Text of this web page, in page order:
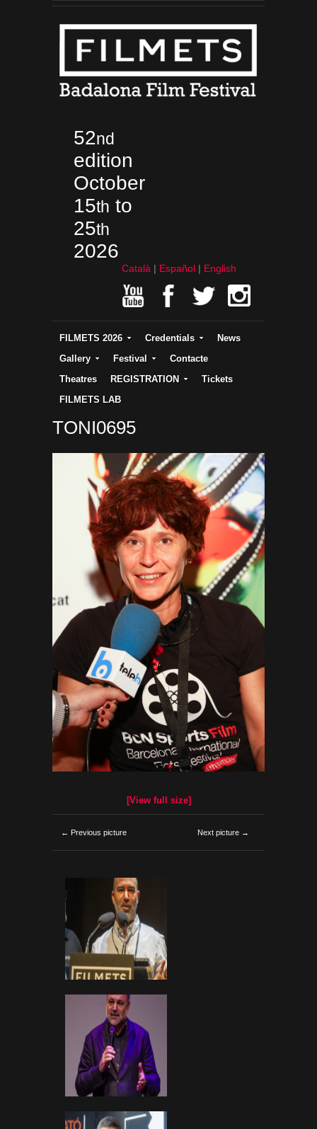
52nd
edition
October
15th to
25th
2026
Català Español English
FILMETS 2026 Credentials
News
Gallery
Festival
Contacte
Theatres
REGISTRATION
Tickets
FILMETS LAB
TONI0695
[View full size]
← Previous picture Next picture →